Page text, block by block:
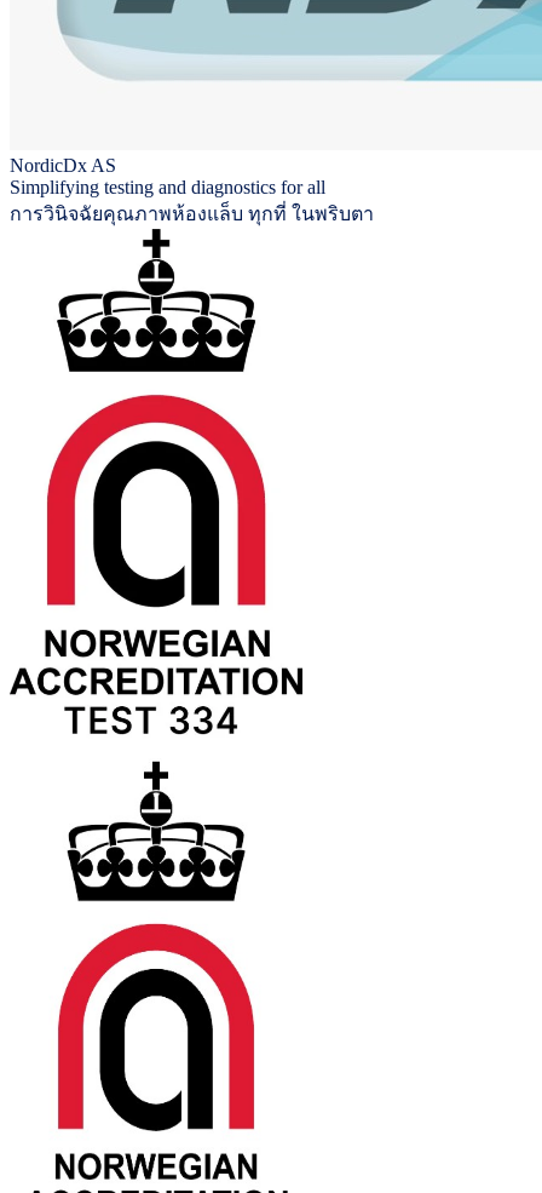
NordicDx AS
Simplifying testing and diagnostics for all
การวินิจฉัยคุณภาพห้องแล็บ ทุกที่ ในพริบตา